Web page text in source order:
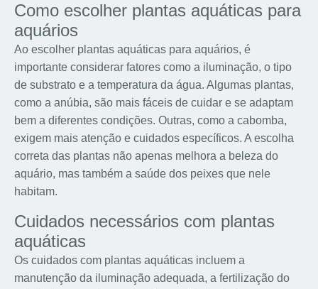
Como escolher plantas aquáticas para
aquários
Ao escolher plantas aquáticas para aquários, é
importante considerar fatores como a iluminação, o tipo
de substrato e a temperatura da água. Algumas plantas,
como a anúbia, são mais fáceis de cuidar e se adaptam
bem a diferentes condições. Outras, como a cabomba,
exigem mais atenção e cuidados específicos. A escolha
correta das plantas não apenas melhora a beleza do
aquário, mas também a saúde dos peixes que nele
habitam.
Cuidados necessários com plantas
aquáticas
Os cuidados com plantas aquáticas incluem a
manutenção da iluminação adequada, a fertilização do